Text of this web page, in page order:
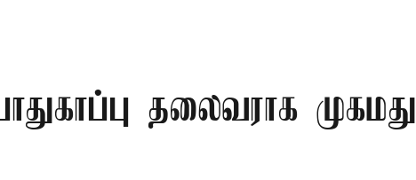
தலைவராக முகமது